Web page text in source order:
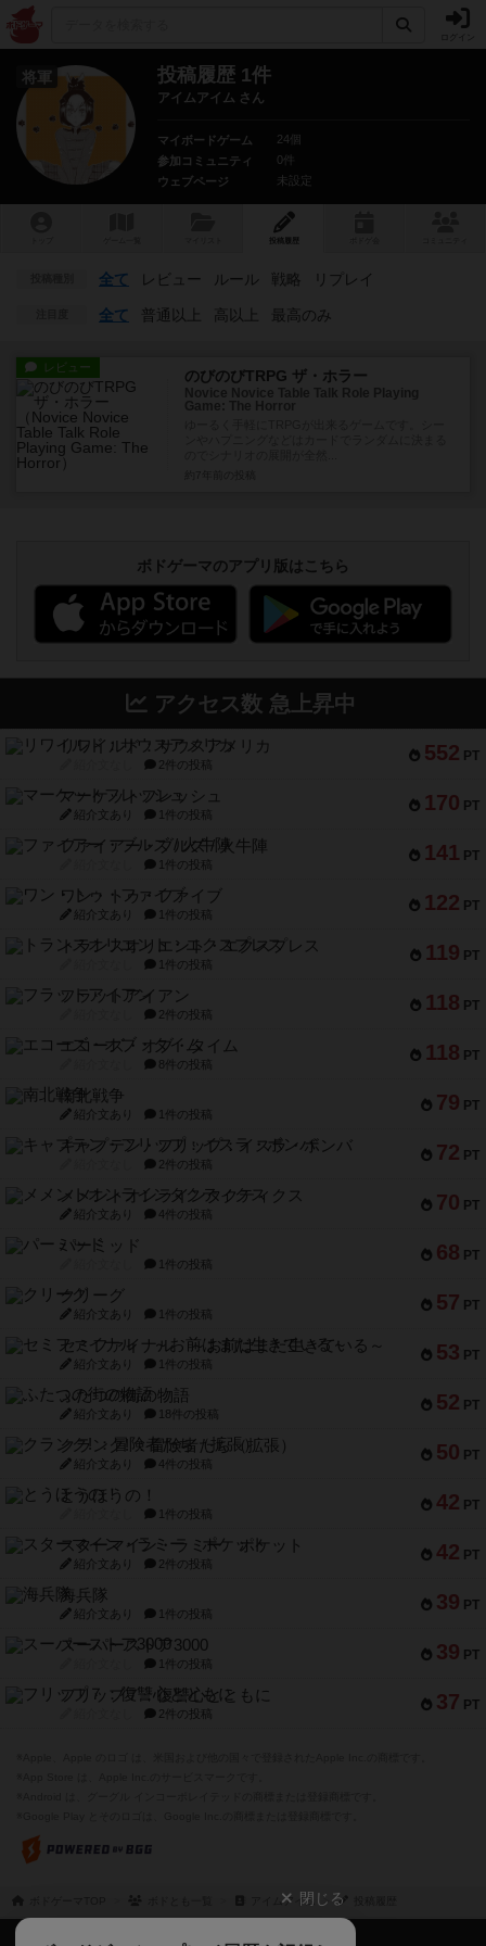
将軍 投稿履歴 1件
アイムアイム さん
マイボードゲーム
24個
参加コミュニティ
0件
ウェブページ
未設定
投稿履歴
全て レビュー ルール 戦略 リプレイ
全て 普通以上 高以上 最高のみ
レビュー のびのびTRPG ザ・ホラー
ボドゲーマのアプリ版はこちら
アクセス数 急上昇中
552 PT
リワイルド：サウスアメリカ
2件の投稿
170 PT
マーケットフレッシュ
紹介文あり 1件の投稿
141 PT
ファイアー・ブルズ / 火牛陣
1件の投稿
122 PT
ワン・トゥ・ファイブ
紹介文あり 1件の投稿
119 PT
トランスオリエント・エクスプレス
1件の投稿
118 PT
フラットアイアン
2件の投稿
118 PT
エコーズ・オブ・タイム
8件の投稿
79 PT
南北戦争
紹介文あり 1件の投稿
72 PT
キャプテン・フリップ：イスラ・ボンバ
2件の投稿
70 PT
メメントオンラインタクティクス
紹介文あり 4件の投稿
68 PT
パーミッド
1件の投稿
57 PT
クリーグ
紹介文あり 1件の投稿
53 PT
セミファイナル ～お前はまだ生きている～
紹介文あり 1件の投稿
52 PT
ふたつの街の物語
紹介文あり 18件の投稿
50 PT
クランク! ：冒険者たち（拡張）
紹介文あり 4件の投稿
42 PT
とうほうの！
1件の投稿
42 PT
スターマイン・ラミー ポケット
紹介文あり 2件の投稿
39 PT
海兵隊
紹介文あり 1件の投稿
39 PT
スーパーストア3000
1件の投稿
37 PT
フリップ７：復讐心とともに
2件の投稿
アイムアイム閉じる